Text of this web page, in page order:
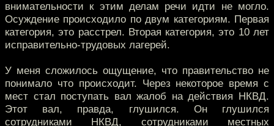
внимательности к этим делам речи идти не могло.
Осуждение происходило по двум категориям. Первая
категория, это расстрел. Вторая категория, это 10 лет
исправительно-трудовых лагерей.
У меня сложилось ощущение, что правительство не
понимало что происходит. Через некоторое время с
мест стал поступать вал жалоб на действия НКВД.
Этот вал, правда, глушился. Он глушился
сотрудниками НКВД, сотрудниками местных